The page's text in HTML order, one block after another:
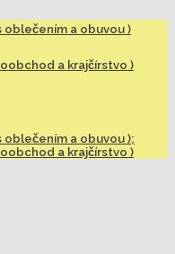
oblečením a obuvou )
a krajčírstvo )
oblečením a obuvou );
a krajčírstvo )